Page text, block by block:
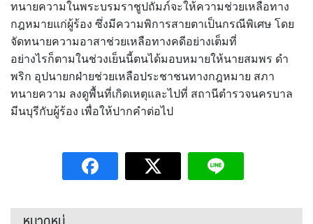
ทนายความในพระบรมราชูปถัมภ์จะให้ความช่วยเหลือทาง
กฎหมายแก่ผู้ร้อง ซึ่งมีความพิการสายตาเป็นกรณีพิเศษ โดย
จัดทนายความอาสาช่วยเหลือทางคดีอย่างเต็มที่
อย่างไรก็ตามในช่วงเย็นนี้ตนได้มอบหมายให้นายสมพร ดำ
พริก อุปนายกฝ่ายช่วยเหลือประชาชนทางกฎหมาย สภา
ทนายความ ลงดูพื้นที่เกิดเหตุและไปที่ สถานีตำรวจนครบาล
มีนบุรีกับผู้ร้อง เพื่อให้ปากคำต่อไป